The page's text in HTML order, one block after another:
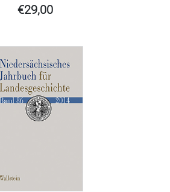
€29,00